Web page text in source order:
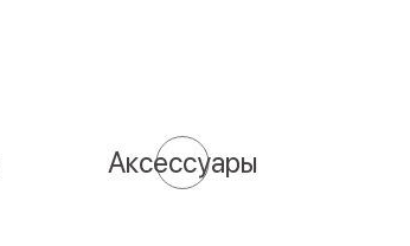
Аксессуары